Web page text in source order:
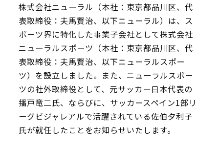
株式会社ニューラル（本社：東京都品川区、代
表取締役：夫馬賢治、以下ニューラル）は、ス
ポーツ界に特化した事業子会社として株式会社
ニューラルスポーツ（本社：東京都品川区、代
表取締役：夫馬賢治、以下ニューラルスポー
ツ）を設立しました。また、ニューラルスポー
ツの社外取締役として、元サッカー日本代表の
播戸竜二氏、ならびに、サッカースペイン1部リ
ーグビジャレアルで活躍されている佐伯夕利子
氏が就任したことをお知らせいたします。